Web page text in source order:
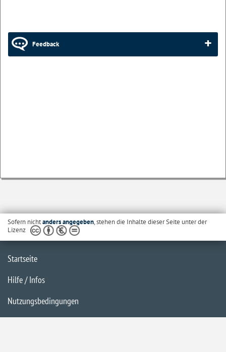
Feedback
Sofern nichtanders angegeben, stehen die Inhalte dieser Seite unter der
Lizenz
Startseite
Hilfe / Infos
Nutzungsbedingungen